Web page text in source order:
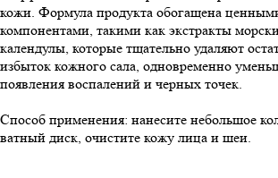
кожи. Формула продукта обогащена
компонентами, такими как экстракты
календулы, которые тщательно удаляют
избыток кожного сала, одновременно
появления воспалений и черных точек.
Способ применения: нанесите небольшое
ватный диск, очистите кожу лица и шеи.